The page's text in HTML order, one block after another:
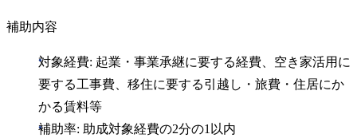
補助内容
対象経費: 起業・事業承継に要する経費、空き家活用に
要する工事費、移住に要する引越し・旅費・住居にか
かる賃料等
補助率: 助成対象経費の2分の1以内